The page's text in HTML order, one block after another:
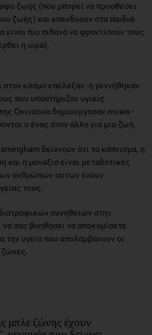
ζωής (που μπορεί να προσθέσει
ζωής) και επενδύουν στα παιδιά
πιο πιθανό να φροντίσουν τους
η ώρα).
κόσμο επέλεξαν -ή γεννήθηκαν
που υποστήριζαν υγιείς
Οκινάουα δημιούργησαν moais -
ο ένας στον άλλο για μια ζωή.
δείχνουν ότι το κάπνισμα, η
και η μοναξιά είναι μεταδοτικές.
ανθρώπων αυτών έχουν
τους.
συνηθειών στην
σας βοηθήσει να αποκομίσετε
την υγεία που απολαμβάνουν οι
μπλε ζώνης έχουν